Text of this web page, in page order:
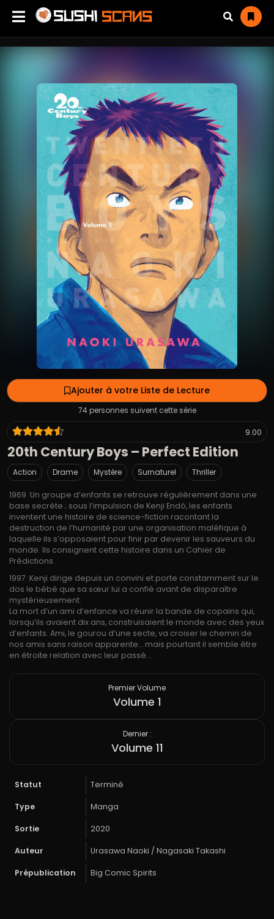
Ajouter à votre Liste de Lecture
74 personnes suivent cette série
9.00
20th Century Boys – Perfect Edition
Action Drame Mystère Surnaturel Thriller
1969 :Un groupe d’enfants se retrouve régulièrement dans une
base secrète ; sous l’impulsion de Kenji Endô, les enfants
inventent une histoire de science-fiction racontant la
destruction de l’humanité par une organisation maléfique à
laquelle ils s’opposaient pour finir par devenir les sauveurs du
monde. Ils consignent cette histoire dans un Cahier de
Prédictions.
1997 :Kenji dirige depuis un convini et porte constamment sur le
dos le bébé que sa sœur lui a confié avant de disparaître
mystérieusement.
La mort d’un ami d’enfance va réunir la bande de copains qui,
lorsqu’ils avaient dix ans, construisaient le monde avec des yeux
d’enfants. Ami, le gourou d’une secte, va croiser le chemin de
nos amis sans raison apparente… mais pourtant il semble être
en étroite relation avec leur passé…
Premier Volume
Volume 1
Dernier :
Volume 11
Statut Terminé
Type Manga
Sortie 2020
Auteur Urasawa Naoki / Nagasaki Takashi
Prépublication Big Comic Spirits